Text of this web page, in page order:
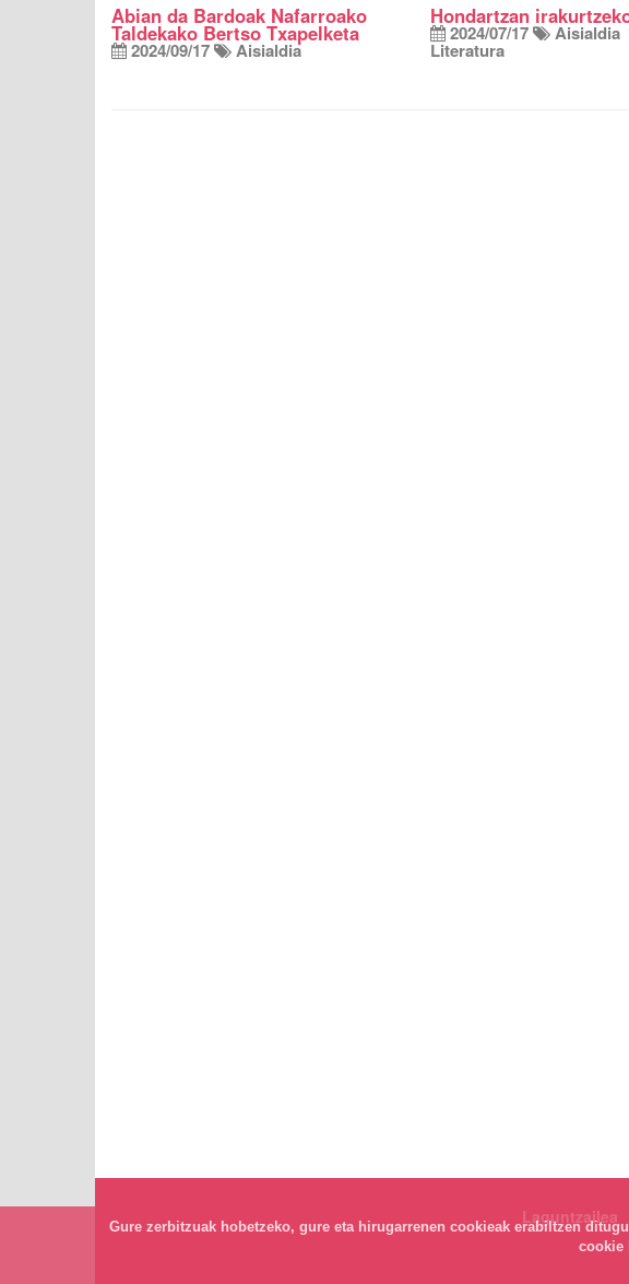
Abian da Bardoak Nafarroako
Taldekako Bertso Txapelketa
2024/09/17 Aisialdia
Hondartzan
2024/07/17 Aisialdia
Literatura
Laguntzailea
Gure zerbitzuak hobetzeko, gure eta hirugarrenen cookieak erabiltzen
cookie